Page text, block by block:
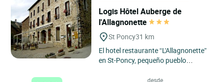
Logis Hôtel Auberge de
l'Allagnonette
St Poncy31 km
El hotel restaurante “L'Allagnonette”
en St-Poncy, pequeño pueblo
1996. Regentado por...
desde